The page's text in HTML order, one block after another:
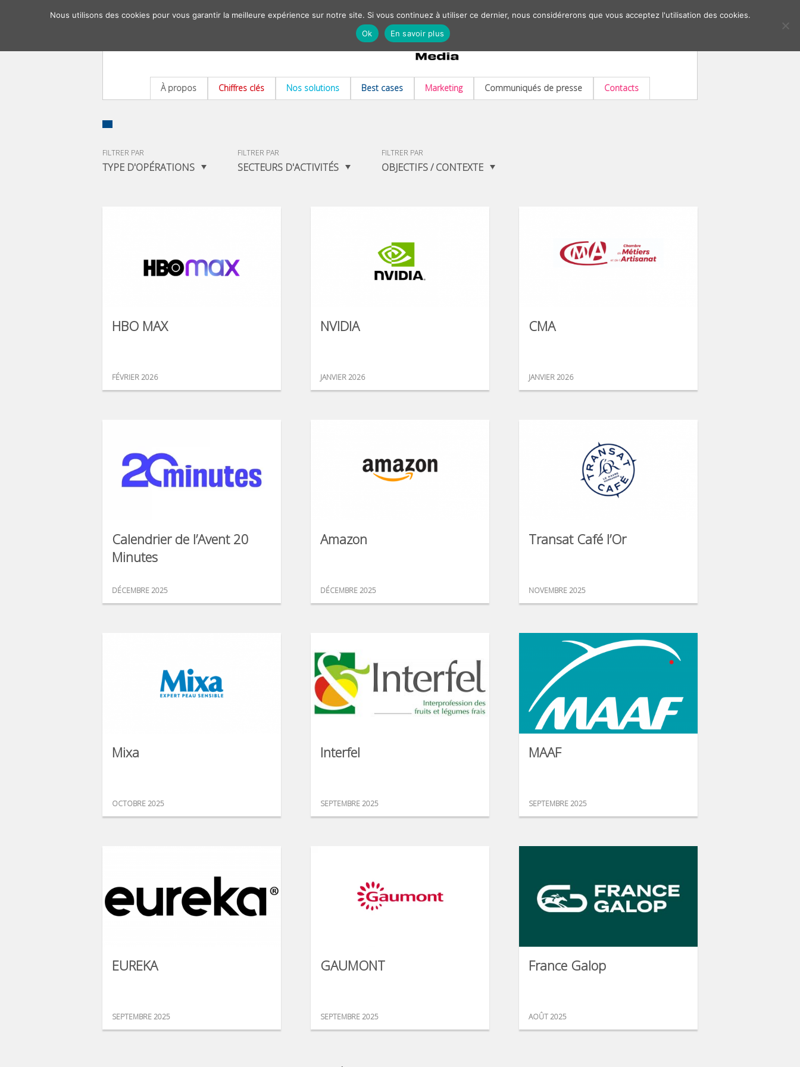
À propos Chiffres clés Nos solutions Best cases Marketing Communiqués de presse Contacts
FILTRER PAR
TYPE D'OPÉRATIONS
FILTRER PAR
SECTEURS D'ACTIVITÉS
FILTRER PAR
OBJECTIFS / CONTEXTE
HBO MAX
FÉVRIER 2026
NVIDIA
JANVIER 2026
CMA
JANVIER 2026
Calendrier de l’Avent 20
Minutes
DÉCEMBRE 2025
Amazon
DÉCEMBRE 2025
Transat Café l’Or
NOVEMBRE 2025
Mixa
OCTOBRE 2025
Interfel
SEPTEMBRE 2025
MAAF
SEPTEMBRE 2025
EUREKA
SEPTEMBRE 2025
GAUMONT
SEPTEMBRE 2025
France Galop
AOÛT 2025
Nous utilisons des cookies pour vous garantir la meilleure expérience sur notre site. Si vous continuez à utiliser ce dernier, nous considérerons que vous acceptez l'utilisation des cookies.
Ok
En savoir plus